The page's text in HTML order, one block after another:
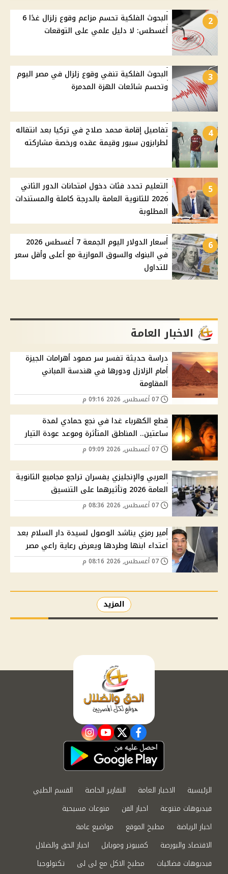
2
البحوث الفلكية تحسم مزاعم وقوع زلزال غدًا 6
أغسطس: لا دليل علمي على التوقعات
3
البحوث الفلكية تنفي وقوع زلزال في مصر اليوم
وتحسم شائعات الهزة المدمرة
4
تفاصيل إقامة محمد صلاح في تركيا بعد انتقاله
لطرابزون سبور وقيمة عقده ورخصة مشاركته
5
التعليم تحدد فئات دخول امتحانات الدور الثاني
2026 للثانوية العامة بالدرجة كاملة والمستندات
المطلوبة
6
أسعار الدولار اليوم الجمعة 7 أغسطس 2026
في البنوك والسوق الموازية مع أعلى وأقل سعر
للتداول
الاخبار العامة
دراسة حديثة تفسر سر صمود أهرامات الجيزة
أمام الزلازل ودورها في هندسة المباني
المقاومة
قطع الكهرباء غدا في نجع حمادي لمدة
ساعتين.. المناطق المتأثرة وموعد عودة التيار
العربي والإنجليزي يفسران تراجع مجاميع الثانوية
العامة 2026 وتأثيرهما على التنسيق
أمير رمزي يناشد الوصول لسيدة دار السلام بعد
اعتداء ابنها وطردها ويعرض رعاية راعي مصر
المزيد
facebook
twitter
youtube
instagram
الرئيسية الاخبار العامة التقارير الخاصة
القسم الطبي
فيديوهات متنوعة
اخبار الفن
منوعات مسيحية
اخبار الرياضة
مطبخ الموقع
مواضيع عامة
الاقتصاد والبورصة
كمبيوتر وموبايل
اخبار الحق والضلال
فيديوهات فضائيات
مطبخ الاكل مع لى لى تكنولوجيا